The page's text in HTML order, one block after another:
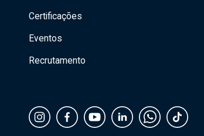
Certificações
Eventos
Recrutamento